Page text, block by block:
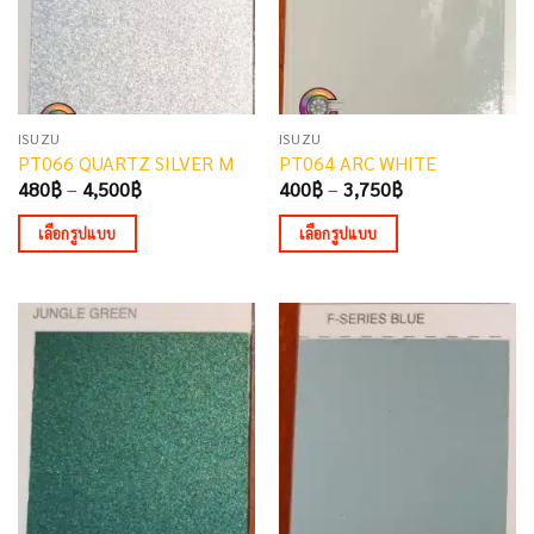
be
chosen
on
the
product
page
be
chosen
on
the
product
page
ISUZU
PT066 QUARTZ SILVER M
480฿ – 4,500฿Price
เลือกรูปแบบ
has
multiple
variants.
The
options
may
be
ISUZU
PT064 ARC WHITE
400฿ – 3,750฿Price
เลือกรูปแบบ
has
multiple
variants.
The
options
may
be